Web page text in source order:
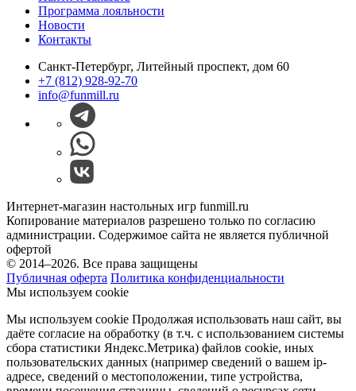
Программа лояльности
Новости
Контакты
Санкт-Петербург, Литейный проспект, дом 60
+7 (812) 928-92-70
info@funmill.ru
Интернет-магазин настольных игр funmill.ru
Копирование материалов разрешено только по согласию
администрации. Содержимое сайта не является публичной
офертой
© 2014–2026. Все права защищены
Публичная оферта Политика конфиденциальности
Мы используем cookie
Мы используем cookie Продолжая использовать наш cайт, вы
даёте согласие на обработку (в т.ч. с использованием системы
сбора статистики Яндекс.Метрика) файлов cookie, иных
пользовательских данных (например сведений о вашем ip-
адресе, сведений о местоположении, типе устройства,